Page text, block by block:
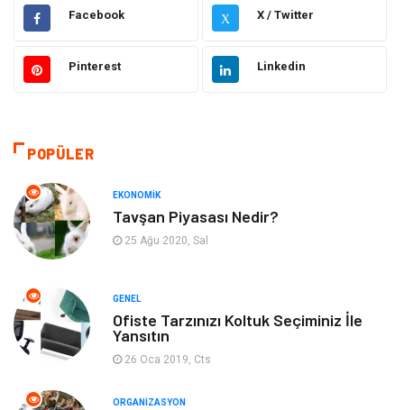
Hukuk Giyim
Elektronik Makine
Sağlıklı Yaşam
Otomotiv
Tatil
Yeme & İçme Spor
Facebook X X / Twitter
Pinterest Linkedin
POPÜLER
EKONOMIK
Tavşan Piyasası Nedir?
25 Ağu 2020, Sal
GENEL
Ofiste Tarzınızı Koltuk Seçiminiz İle
Yansıtın
26 Oca 2019, Cts
ORGANIZASYON